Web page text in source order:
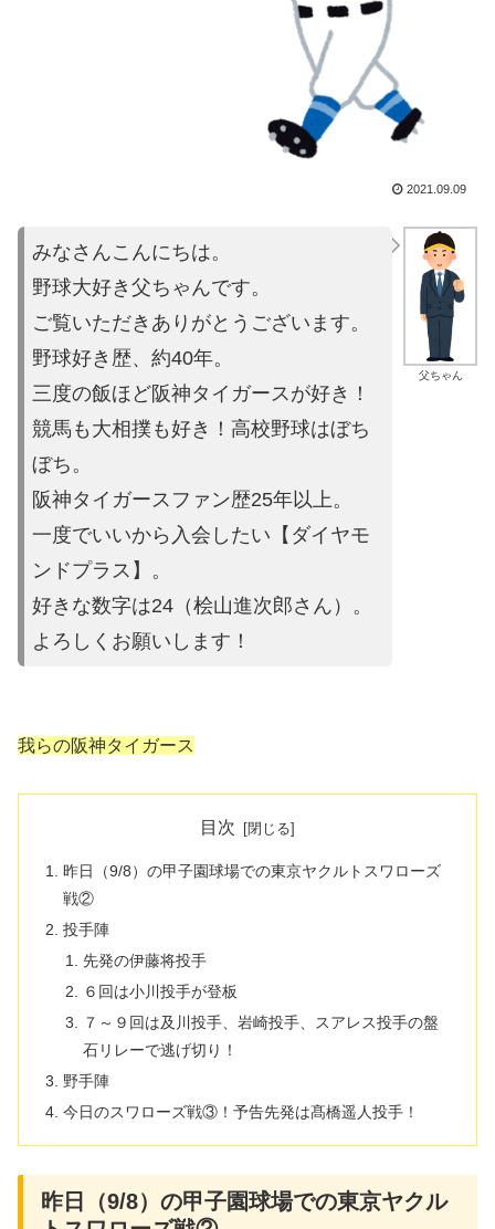
2021.09.09
父ちゃん
みなさんこんにちは。
野球大好き父ちゃんです。
ご覧いただきありがとうございます。
野球好き歴、約40年。
三度の飯ほど阪神タイガースが好き！
競馬も大相撲も好き！高校野球はぼち
ぼち。
阪神タイガースファン歴25年以上。
一度でいいから入会したい【ダイヤモ
ンドプラス】。
好きな数字は24（桧山進次郎さん）。
よろしくお願いします！
我らの阪神タイガース
目次
昨日（9/8）の甲子園球場での東京ヤクルトスワローズ
戦②
投手陣
先発の伊藤将投手
６回は小川投手が登板
７～９回は及川投手、岩崎投手、スアレス投手の盤
石リレーで逃げ切り！
野手陣
今日のスワローズ戦③！予告先発は髙橋遥人投手！
昨日（9/8）の甲子園球場での東京ヤクル